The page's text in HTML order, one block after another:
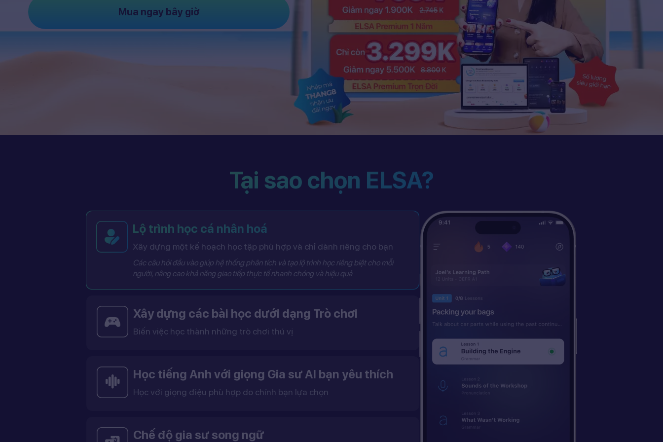
Mua ngay bây giờ
Tại sao chọn ELSA?
Lộ trình học cá nhân hoá
Xây dựng một kế hoạch học tập phù hợp và chỉ dành riêng cho bạn
Các câu hỏi đầu vào giúp hệ thống phân tích và tạo lộ trình học riêng biệt cho mỗi
người, nâng cao khả năng giao tiếp thực tế nhanh chóng và hiệu quả
Xây dựng các bài học dưới dạng Trò chơi
Biến việc học thành những trò chơi thú vị
Học tiếng Anh với giọng Gia sư AI bạn yêu thích
Học với giọng điệu phù hợp do chính bạn lựa chọn
Chế độ gia sư song ngữ